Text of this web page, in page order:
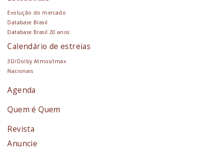
Evolução do mercado
Database Brasil
Database Brasil 20 anos
Calendário de estreias
3D/Dolby Atmos/Imax
Nacionais
Agenda
Quem é Quem
Revista
Anuncie